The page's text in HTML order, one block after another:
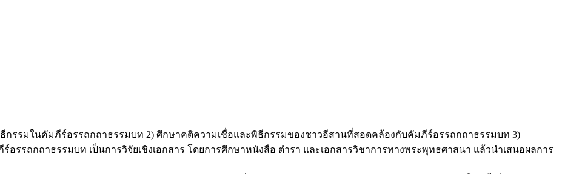
กรรมในคัมภีร์อรรถกถาธรรมบท 2) ศึกษาคติความเชื่อและพิธีกรรมของชาวอีสานที่สอดคล้องกับคัมภีร์อรรถกถาธรรมบท 3)
รถกถาธรรมบท เป็นการวิจัยเชิงเอกสาร โดยการศึกษาหนังสือ ตำรา และเอกสารวิชาการทางพระพุทธศาสนา แล้วนำเสนอผลการ